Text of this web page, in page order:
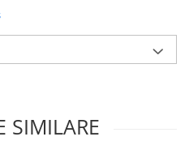
SIMILARE